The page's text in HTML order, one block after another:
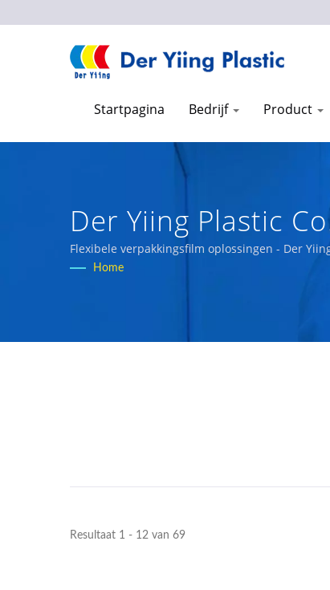
Startpagina Bedrijf Product
Der Yiing Plastic
Flexibele verpakkingsfilm oplossingen - Der
Home
Resultaat 1 - 12 van 69